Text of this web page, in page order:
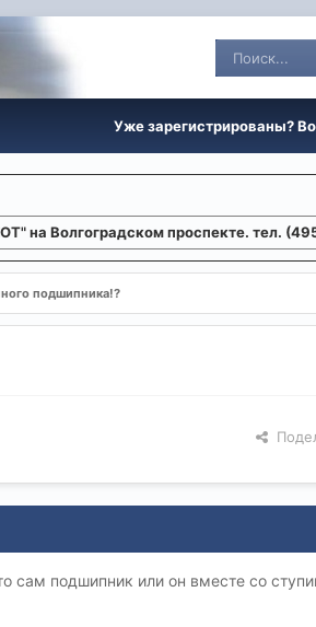
Уже зарегистрированы?
на Волгоградском проспекте. тел.
подшипника!?
сам подшипник или он вместе со